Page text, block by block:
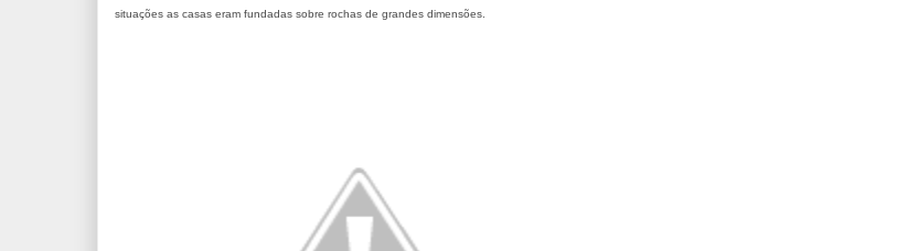
situações as casas eram fundadas sobre rochas de grandes dimensões.